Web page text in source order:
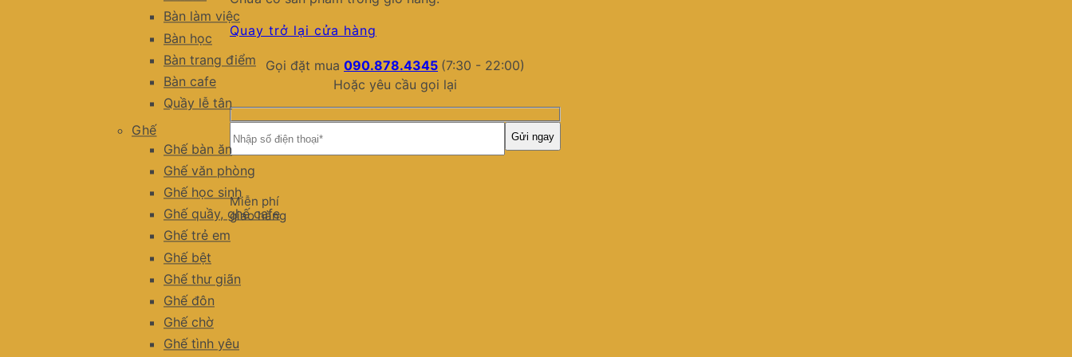
Bàn làm việc
Bàn học
Bàn trang điểm
Bàn cafe
Quầy lễ tân
Ghế
Ghế bàn ăn
Ghế văn phòng
Ghế học sinh
Ghế quầy, ghế cafe
Ghế trẻ em
Ghế bệt
Ghế thư giãn
Ghế đôn
Ghế chờ
Ghế tình yêu
Quay trở lại cửa hàng
Gọi đặt mua 090.878.4345 (7:30 - 22:00)
Hoặc yêu cầu gọi lại
Miễn phí
giao hàng